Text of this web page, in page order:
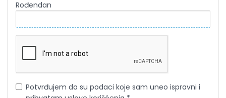
Rođendan
Potvrđujem da su podaci koje sam uneo ispravni i